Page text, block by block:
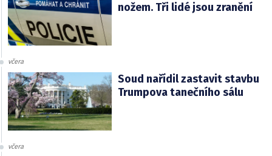
nožem. Tři lidé jsou zranění
včera
Soud nařídil zastavit stavbu
Trumpova tanečního sálu
včera